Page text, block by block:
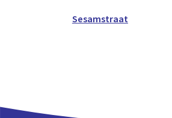
Sesamstraat